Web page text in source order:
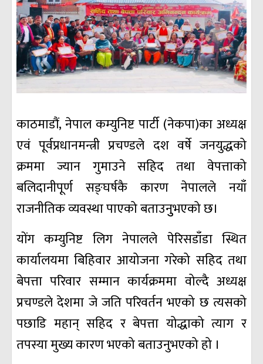
काठमाडौं, नेपाल कम्युनिष्ट पार्टी (नेकपा)का अध्यक्ष
एवं पूर्वप्रधानमन्त्री प्रचण्डले दश वर्षे जनयुद्धको
क्रममा ज्यान गुमाउने सहिद तथा वेपत्ताको
बलिदानीपूर्ण सङ्घर्षकै कारण नेपालले नयाँ
राजनीतिक व्यवस्था पाएको बताउनुुभएको छ।
योंग कम्युनिष्ट लिग नेपालले पेरिसडाँडा स्थित
कार्यालयमा बिहिवार आयोजना गरेको सहिद तथा
बेपत्ता परिवार सम्मान कार्यक्रममा वोल्दै अध्यक्ष
प्रचण्डले देशमा जे जति परिवर्तन भएको छ त्यसको
पछाडि महान् सहिद र बेपत्ता योद्धाको त्याग र
तपस्या मुख्य कारण भएको बताउनुभएको हो ।